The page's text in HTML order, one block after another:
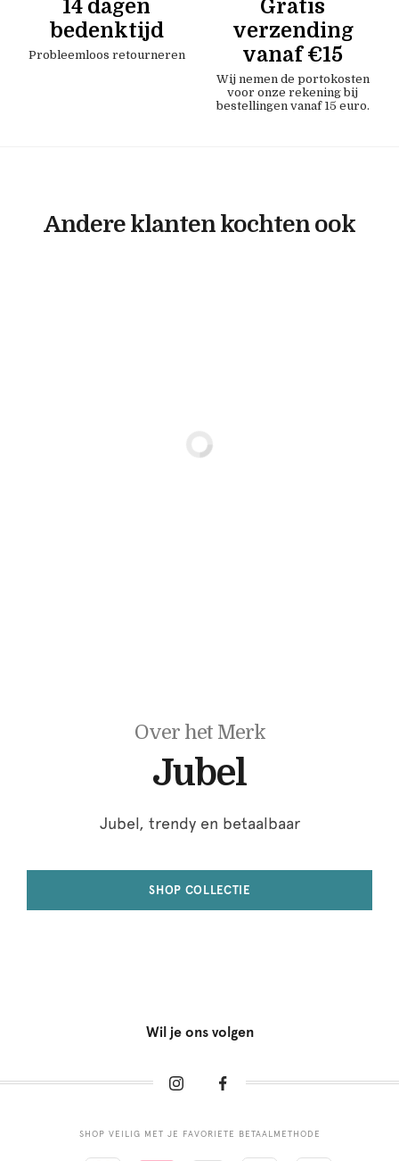
14 dagen
bedenktijd
Probleemloos retourneren
Gratis
verzending
vanaf €15
Wij nemen de portokosten
voor onze rekening bij
bestellingen vanaf 15 euro.
Andere klanten kochten ook
Over het Merk
Jubel
Jubel, trendy en betaalbaar
SHOP COLLECTIE
Wil je ons volgen
SHOP VEILIG MET JE FAVORIETE BETAALMETHODE